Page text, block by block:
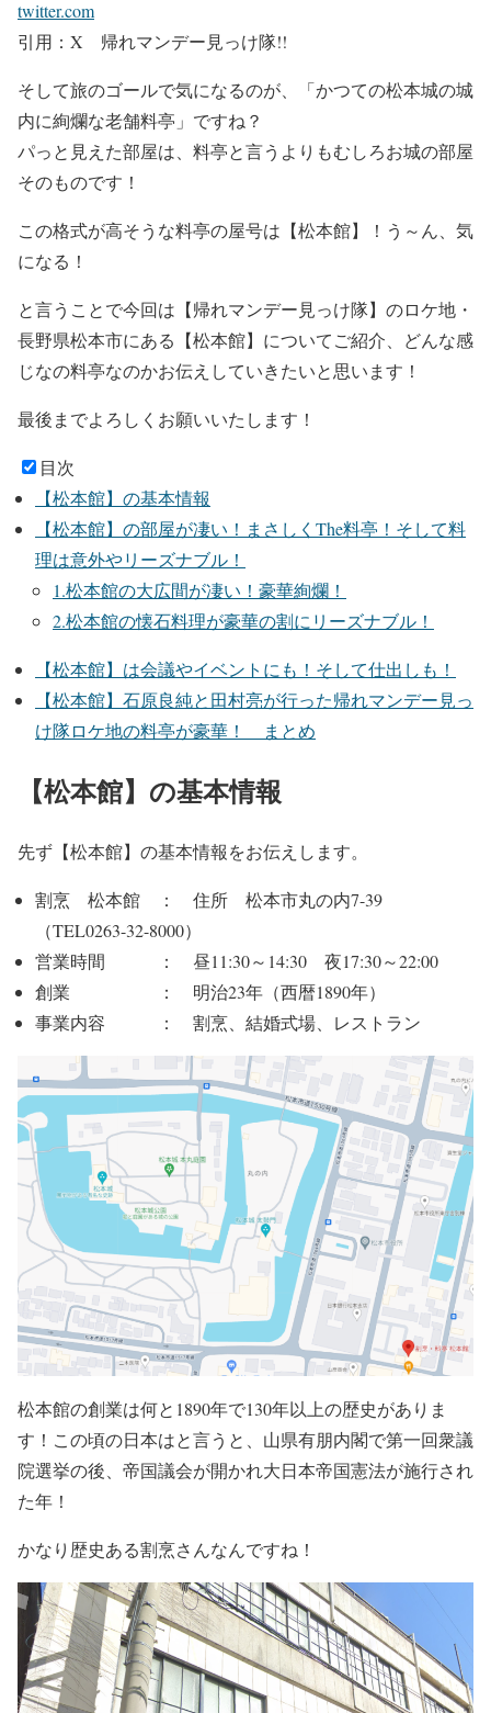
twitter.com
引用：X 帰れマンデー見っけ隊!!
そして旅のゴールで気になるのが、「かつての松本城の城
内に絢爛な老舗料亭 」ですね？
パっと見えた部屋は、 料亭と言うよりもむしろお城の部屋
そのものです！
この格式が高そうな料亭の屋号は【松本館】！ う～ん、気
になる！
と言うことで今回は 【帰れマンデー見っけ隊】 のロケ地・
長野県松本市にある 【松本館】についてご紹介、どんな感
じなの料亭なのかお伝えしていきたいと思います！
最後までよろしくお願いいたします！
目次
【松本館】の基本情報
【松本館】の部屋が凄い！まさしくThe料亭！そして料
理は意外やリーズナブル！
1.松本館の大広間が凄い！豪華絢爛！
2.松本館の懐石料理が豪華の割にリーズナブル！
【松本館】は会議やイベントにも！そして仕出しも！
【松本館】石原良純と田村亮が行った帰れマンデー見っ
け隊ロケ地の料亭が豪華！ まとめ
【松本館】の基本情報
先ず【松本館】の基本情報をお伝えします。
割烹 松本館 ： 住所 松本市丸の内7-39
（TEL0263-32-8000）
営業時間 ： 昼11:30～14:30 夜17:30～22:00
創業 ： 明治23年（西暦1890年）
事業内容 ： 割烹、結婚式場、レストラン
松本館の創業は何と1890年で130年以上の歴史がありま
す！この頃の日本はと言うと、山県有朋内閣で第一回衆議
院選挙の後、帝国議会が開かれ大日本帝国憲法が施行され
た年 ！
かなり歴史ある割烹さんなんですね！